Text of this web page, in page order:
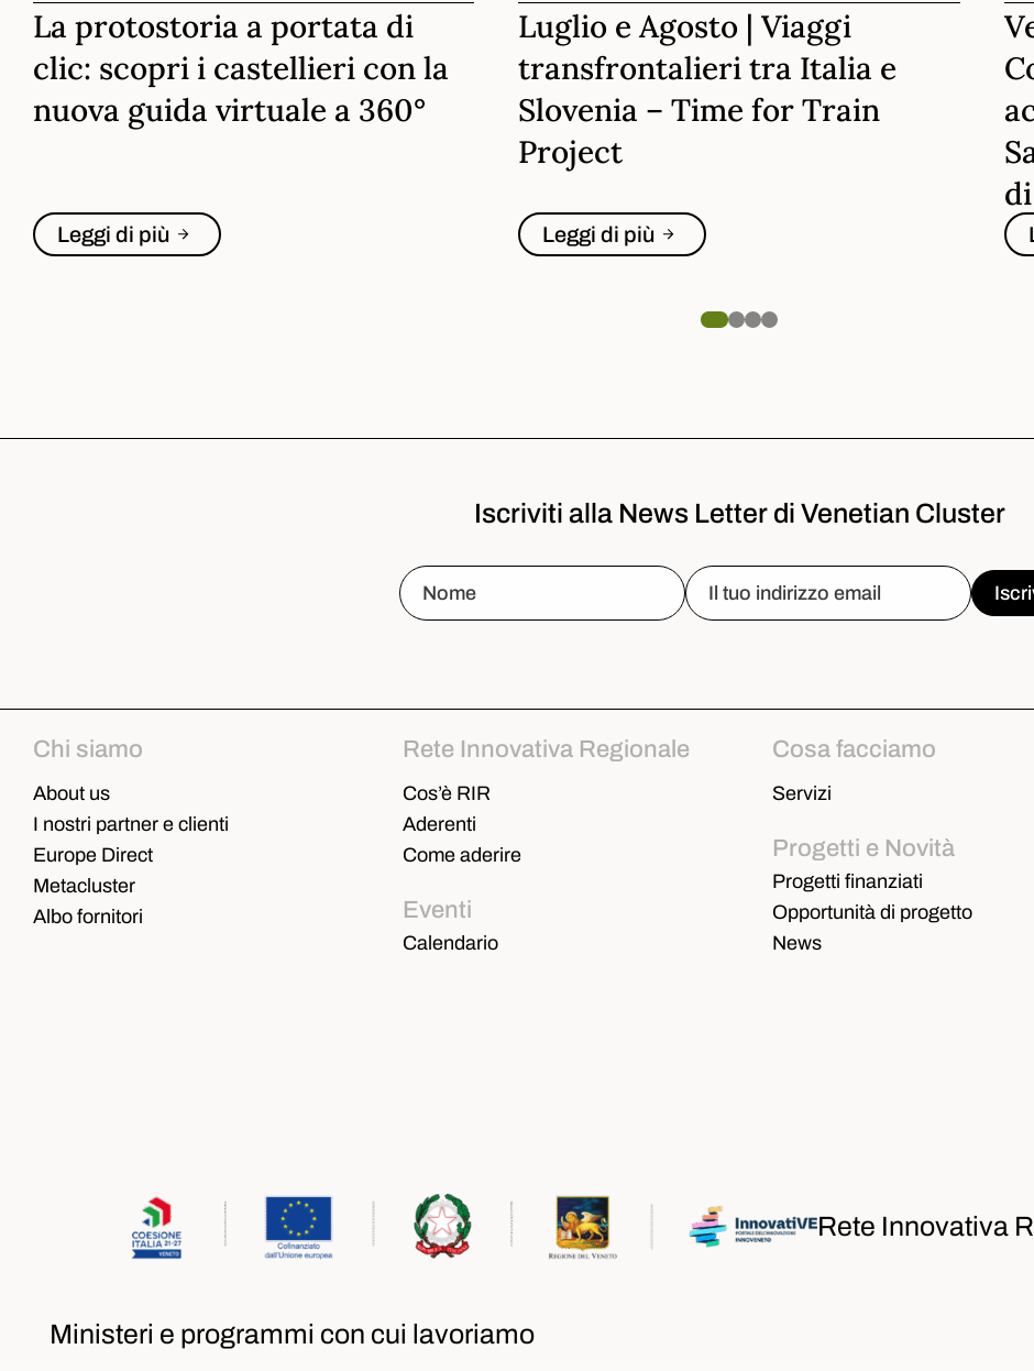
La protostoria a portata di
clic: scopri i castellieri con la
nuova guida virtuale a 360°
Leggi di più
Luglio e Agosto | Viaggi
transfrontalieri tra Italia e
Slovenia – Time for Train
Project
Leggi di più
Iscriviti alla News Letter di Venetian Cluster
Chi siamo
About us
I nostri partner e clienti
Europe Direct
Metacluster
Albo fornitori
Rete Innovativa Regionale
Cos’è RIR
Aderenti
Come aderire
Eventi
Calendario
Cosa facciamo
Servizi
Progetti e Novità
Progetti finanziati
Opportunità di progetto
News
Rete Innovativa
Ministeri e programmi con cui lavoriamo